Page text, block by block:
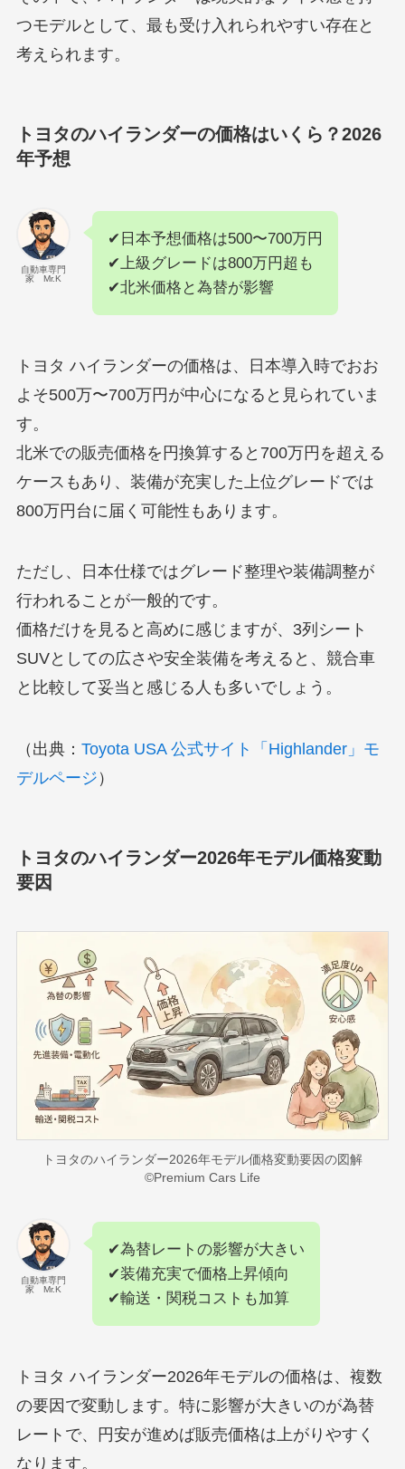
つモデルとして、最も受け入れられやすい存在と
考えられます。
トヨタのハイランダーの価格はいくら？2026
年予想
自動車専門
家 Mr.K
✔日本予想価格は500〜700万円
✔上級グレードは800万円超も
✔北米価格と為替が影響
トヨタ ハイランダーの価格は、日本導入時でおお
よそ500万〜700万円が中心になると見られていま
す。
北米での販売価格を円換算すると700万円を超える
ケースもあり、装備が充実した上位グレードでは
800万円台に届く可能性もあります。
ただし、日本仕様ではグレード整理や装備調整が
行われることが一般的です。
価格だけを見ると高めに感じますが、3列シート
SUVとしての広さや安全装備を考えると、競合車
と比較して妥当と感じる人も多いでしょう。
（出典： Toyota USA 公式サイト「Highlander」モ
デルページ ）
トヨタのハイランダー2026年モデル価格変動
要因
トヨタのハイランダー2026年モデル価格変動要因の図解
©Premium Cars Life
自動車専門
家 Mr.K
✔為替レートの影響が大きい
✔装備充実で価格上昇傾向
✔輸送・関税コストも加算
トヨタ ハイランダー2026年モデルの価格は、複数
の要因で変動します。特に影響が大きいのが為替
レートで、円安が進めば販売価格は上がりやすく
なります。